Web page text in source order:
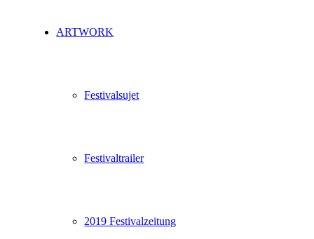
ARTWORK
Festivalsujet
Festivaltrailer
2019 Festivalzeitung